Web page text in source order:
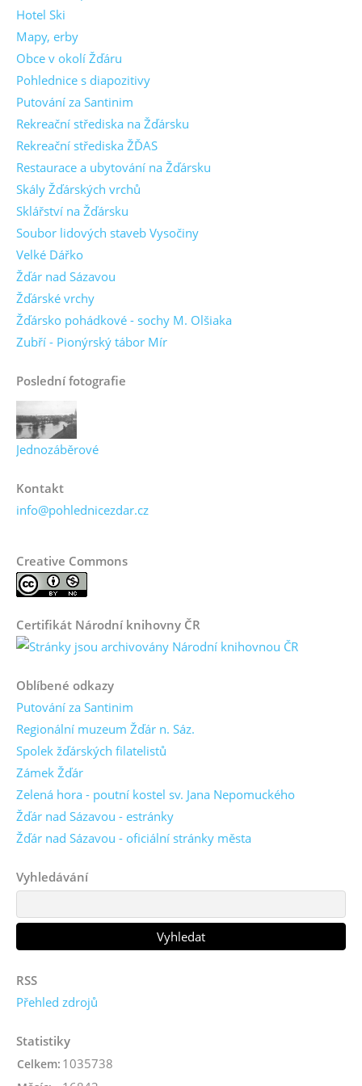
Hotel Ski
Mapy, erby
Obce v okolí Žďáru
Pohlednice s diapozitivy
Putování za Santinim
Rekreační střediska na Žďársku
Rekreační střediska ŽĎAS
Restaurace a ubytování na Žďársku
Skály Žďárských vrchů
Sklářství na Žďársku
Soubor lidových staveb Vysočiny
Velké Dářko
Žďár nad Sázavou
Žďárské vrchy
Žďársko pohádkové - sochy M. Olšiaka
Zubří - Pionýrský tábor Mír
Poslední fotografie
Jednozáběrové
Kontakt
info@pohlednicezdar.cz
Creative Commons
Certifikát Národní knihovny ČR
Oblíbené odkazy
Putování za Santinim
Regionální muzeum Žďár n. Sáz.
Spolek žďárských filatelistů
Zámek Žďár
Zelená hora - poutní kostel sv. Jana Nepomuckého
Žďár nad Sázavou - estránky
Žďár nad Sázavou - oficiální stránky města
Vyhledávání
RSS
Přehled zdrojů
Statistiky
Celkem: 1035738